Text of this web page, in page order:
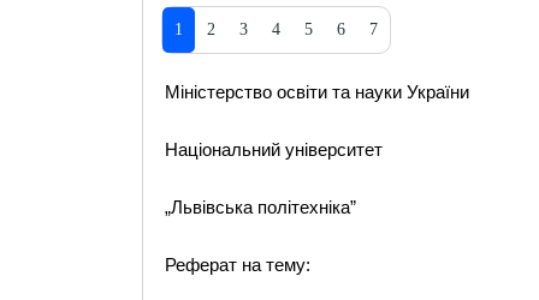
1 2 3 4 5 6 7
Міністерство освіти та науки України
Національний університет
„Львівська політехніка”
Реферат на тему: